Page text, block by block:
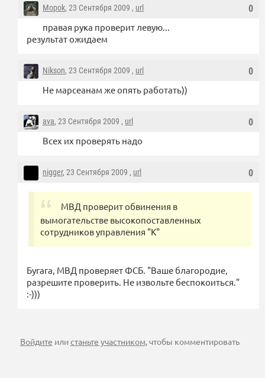
0
Mopok, 23 Сентября 2009 , url
правая рука проверит левую...
результат ожидаем
0
Nikson, 23 Сентября 2009 , url
Не марсеанам же опять работать))
0
ava, 23 Сентября 2009 , url
Всех их проверять надо
0
nigger, 23 Сентября 2009 , url
МВД проверит обвинения в
вымогательстве высокопоставленных
сотрудников управления "К"
Бугага, МВД проверяет ФСБ. "Ваше благородие,
разрешите проверить. Не извольте беспокоиться."
:-)))
Войдите илистаньте участником, чтобы комментировать